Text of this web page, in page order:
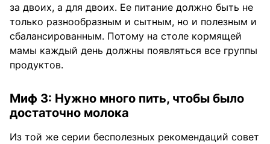
за двоих, а для двоих. Ее питание должно быть не
только разнообразным и сытным, но и полезным и
сбалансированным. Потому на столе кормящей
мамы каждый день должны появляться все группы
продуктов.
Миф 3: Нужно много пить, чтобы было
достаточно молока
Из той же серии бесполезных рекомендаций совет